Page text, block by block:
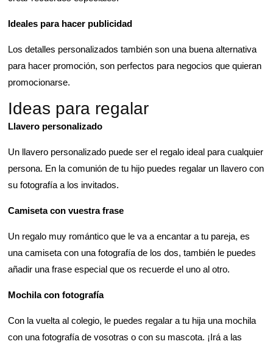
Ideales para hacer publicidad
Los detalles personalizados también son una buena alternativa
para hacer promoción, son perfectos para negocios que quieran
promocionarse.
Ideas para regalar
Llavero personalizado
Un llavero personalizado puede ser el regalo ideal para cualquier
persona. En la comunión de tu hijo puedes regalar un llavero con
su fotografía a los invitados.
Camiseta con vuestra frase
Un regalo muy romántico que le va a encantar a tu pareja, es
una camiseta con una fotografía de los dos, también le puedes
añadir una frase especial que os recuerde el uno al otro.
Mochila con fotografía
Con la vuelta al colegio, le puedes regalar a tu hija una mochila
con una fotografía de vosotras o con su mascota. ¡Irá a las